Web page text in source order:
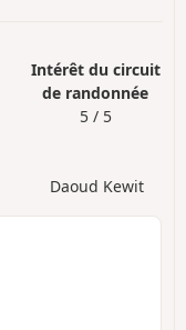
Intérêt du circuit
de randonnée
5 / 5
Daoud Kewit